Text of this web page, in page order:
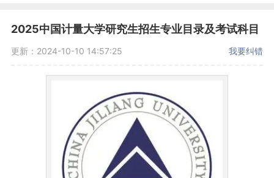
2025中国计量大学研究生招生专业目录及考试科目
更新：2024-10-10 14:57:25 我要纠错